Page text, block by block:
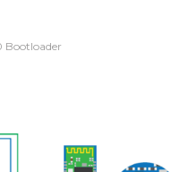
Bootloader